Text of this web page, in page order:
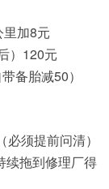
加8元
）120元
备胎减50）
须提前问清）
续拖到修理厂得